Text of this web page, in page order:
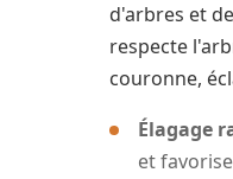
d'arbres et
respecte
couronne,
Élagage
et